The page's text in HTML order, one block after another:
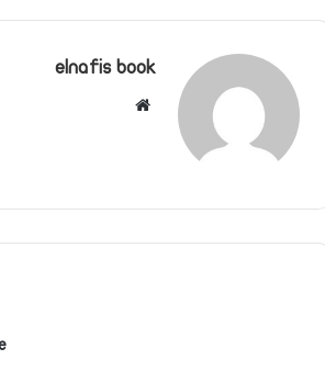
elnafis book